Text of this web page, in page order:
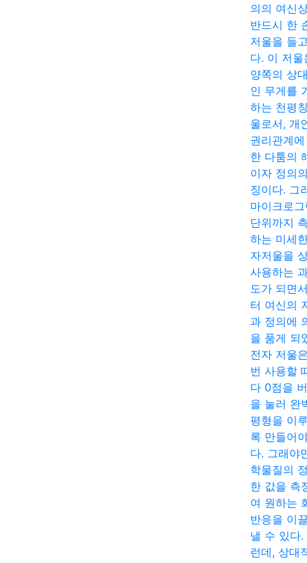
의의 여신
반드시 한
저울을 들
다. 이 저울
양쪽의 상
인 무게를
하는 천평
울로서, 개
권리관계
한 다툼의
이자 정의
징이다. 그
마이크로
단위까지
하는 미세
자저울을
사용하는
도가 되면
터 여신의
과 정의에
을 품게 되
전자 저울
번 사용할
다 0점을
을 눌러 완
평형을 이
록 만들어
다. 그래야
학물질의
한 값을 측
여 원하는
반응을 이
낼 수 있다.
런데, 상대